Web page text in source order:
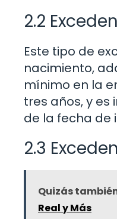
2.2
Este tipo de
nacimiento,
mínimo en la
tres años, y
de la fecha de
2.3
Quizás
Real y Más